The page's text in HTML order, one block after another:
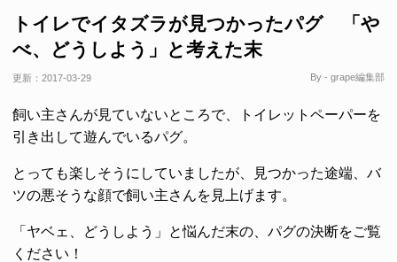
トイレでイタズラが見つかったパグ 「や
べ、どうしよう」と考えた末
更新： 2017-03-29 By - grape編集部
飼い主さんが見ていないところで、トイレットペーパーを
引き出して遊んでいるパグ。
とっても楽しそうにしていましたが、見つかった途端、バ
ツの悪そうな顔で飼い主さんを見上げます。
「ヤベェ、どうしよう」と悩んだ末の、パグの決断をご覧
ください！